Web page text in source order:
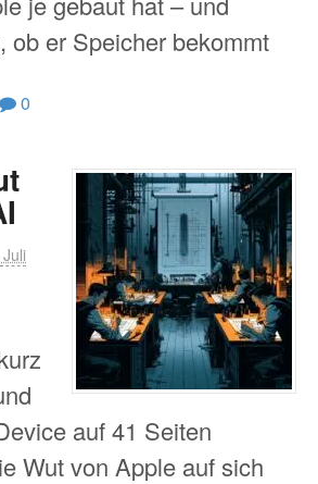
ob er Speicher bekommt
0
auf 41 Seiten
Wut von Apple auf sich